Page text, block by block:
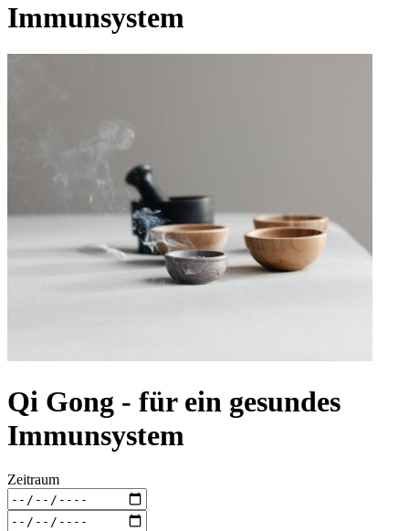
Immunsystem
Qi Gong - für ein gesundes
Immunsystem
Zeitraum